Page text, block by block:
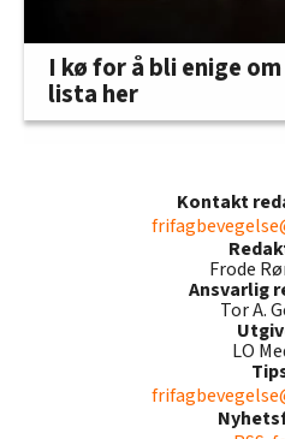
I kø for å bli enige
lista her
Kontakt
Frode
Ansvarlig
Tor A.
LO